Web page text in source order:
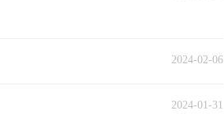
2024-02-06
2024-01-31